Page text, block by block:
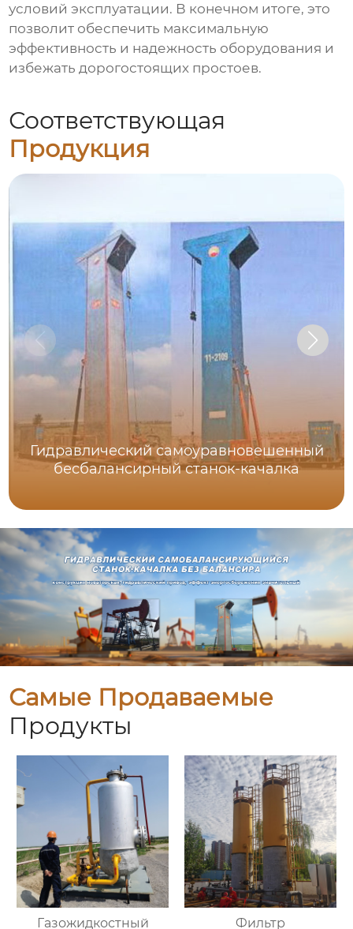
условий эксплуатации. В конечном итоге, это
позволит обеспечить максимальную
эффективность и надежность оборудования и
избежать дорогостоящих простоев.
Соответствующая
Продукция
Гидравлический самоуравновешенный
бесбалансирный станок-качалка
Самые Продаваемые
Продукты
Газожидкостный Фильтр